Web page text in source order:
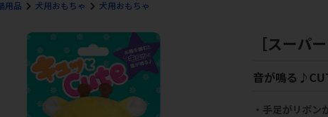
用品 犬用おもちゃ 犬用おもちゃ
［スーパ
音が鳴る
・手足がリボン